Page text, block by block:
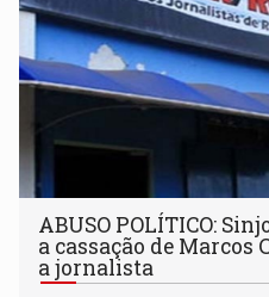
ABUSO POLÍTICO:
a cassação de Marcos
a jornalista